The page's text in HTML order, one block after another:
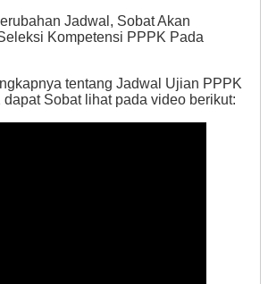
Jadwal, Sobat Akan
Kompetensi PPPK Pada
tentang Jadwal Ujian PPPK
dapat Sobat lihat pada video berikut: